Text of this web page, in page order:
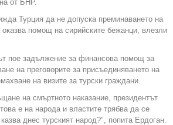
от БНР.
Турция да не допуска преминаването на
помощ на сирийските бежанци, влезли
пое задължение за финансова помощ за
на преговорите за присъединяването на
на визите за турски граждани.
на смъртното наказание, президентът
е на народа и властите трябва да се
днес турският народ?", попита Ердоган.